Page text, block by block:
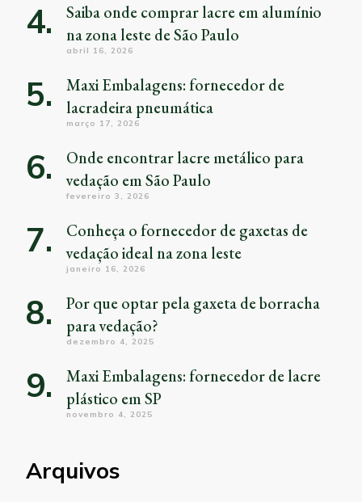
Saiba onde comprar lacre em alumínio
na zona leste de São Paulo
abril 16, 2026
Maxi Embalagens: fornecedor de
lacradeira pneumática
março 17, 2026
Onde encontrar lacre metálico para
vedação em São Paulo
fevereiro 3, 2026
Conheça o fornecedor de gaxetas de
vedação ideal na zona leste
janeiro 16, 2026
Por que optar pela gaxeta de borracha
para vedação?
dezembro 4, 2025
Maxi Embalagens: fornecedor de lacre
plástico em SP
novembro 4, 2025
Arquivos